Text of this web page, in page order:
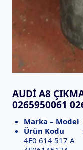
AUDI A8
0265950061
Marka – Model
Ürün Kodu
4E0 614 517 A